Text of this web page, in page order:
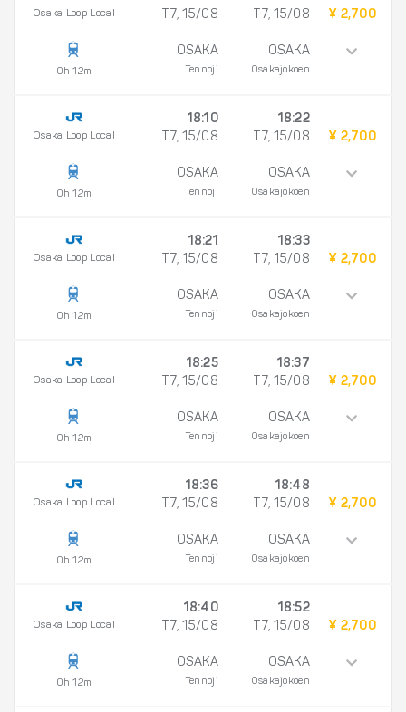
Osaka Loop Local
0h 12m
T7, 15/08
OSAKA
Tennoji
T7, 15/08
OSAKA
Osakajokoen
¥ 2,700
Osaka Loop Local
0h 12m
18:10
T7, 15/08
OSAKA
Tennoji
18:22
T7, 15/08
OSAKA
Osakajokoen
¥ 2,700
Osaka Loop Local
0h 12m
18:21
T7, 15/08
OSAKA
Tennoji
18:33
T7, 15/08
OSAKA
Osakajokoen
¥ 2,700
Osaka Loop Local
0h 12m
18:25
T7, 15/08
OSAKA
Tennoji
18:37
T7, 15/08
OSAKA
Osakajokoen
¥ 2,700
Osaka Loop Local
0h 12m
18:36
T7, 15/08
OSAKA
Tennoji
18:48
T7, 15/08
OSAKA
Osakajokoen
¥ 2,700
Osaka Loop Local
0h 12m
18:40
T7, 15/08
OSAKA
Tennoji
18:52
T7, 15/08
OSAKA
Osakajokoen
¥ 2,700